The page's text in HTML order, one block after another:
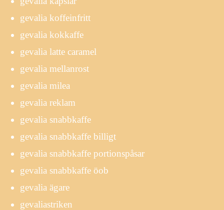
gevalia koffeinfritt
gevalia kokkaffe
gevalia latte caramel
gevalia mellanrost
gevalia milea
gevalia reklam
gevalia snabbkaffe
gevalia snabbkaffe billigt
gevalia snabbkaffe portionspåsar
gevalia snabbkaffe öob
gevalia ägare
gevaliastriken